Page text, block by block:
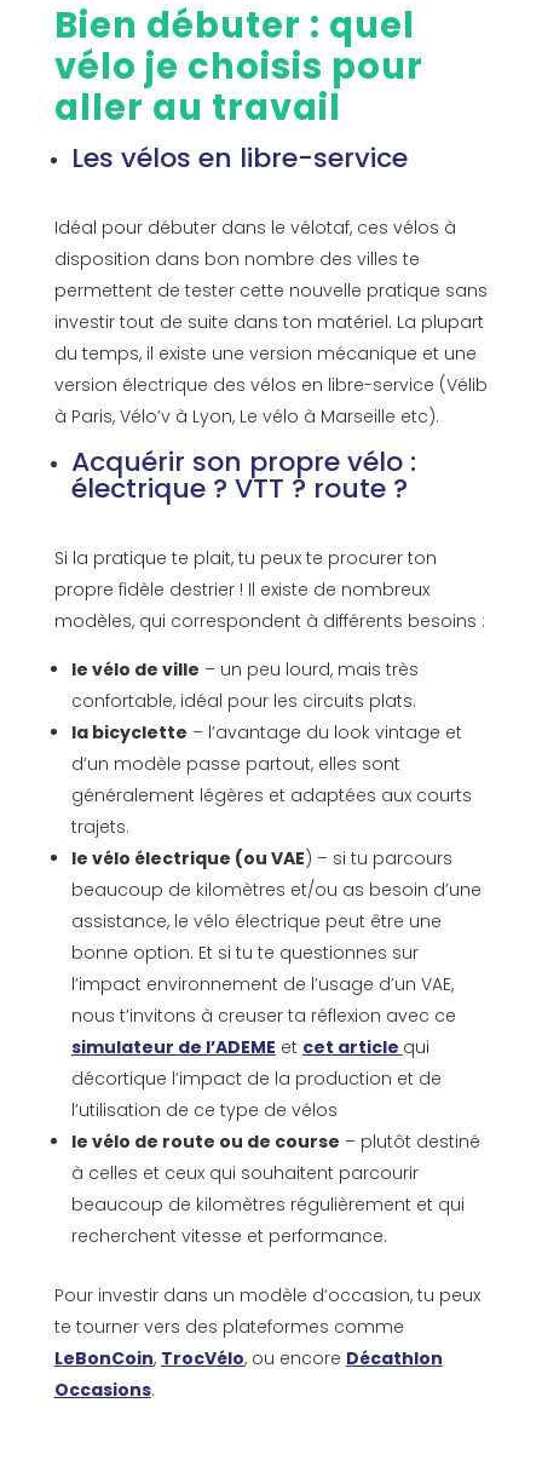
Bien débuter : quel
vélo je choisis pour
aller au travail
Les vélos en libre-service
Idéal pour débuter dans le vélotaf, ces vélos à
disposition dans bon nombre des villes te
permettent de tester cette nouvelle pratique sans
investir tout de suite dans ton matériel. La plupart
du temps, il existe une version mécanique et une
version électrique des vélos en libre-service (Vélib
à Paris, Vélo’v à Lyon, Le vélo à Marseille etc).
Acquérir son propre vélo :
électrique ? VTT ? route ?
Si la pratique te plait, tu peux te procurer ton
propre fidèle destrier ! Il existe de nombreux
modèles, qui correspondent à différents besoins :
le vélo de ville – un peu lourd, mais très
confortable, idéal pour les circuits plats.
la bicyclette – l’avantage du look vintage et
d’un modèle passe partout, elles sont
généralement légères et adaptées aux courts
trajets.
le vélo électrique (ou VAE) – si tu parcours
beaucoup de kilomètres et/ou as besoin d’une
assistance, le vélo électrique peut être une
bonne option. Et si tu te questionnes sur
l’impact environnement de l’usage d’un VAE,
nous t’invitons à creuser ta réflexion avec ce
simulateur de l’ADEME et cet article qui
décortique l’impact de la production et de
l’utilisation de ce type de vélos
le vélo de route ou de course – plutôt destiné
à celles et ceux qui souhaitent parcourir
beaucoup de kilomètres régulièrement et qui
recherchent vitesse et performance.
Pour investir dans un modèle d’occasion, tu peux
te tourner vers des plateformes comme
LeBonCoin, TrocVélo, ou encore Décathlon
Occasions.